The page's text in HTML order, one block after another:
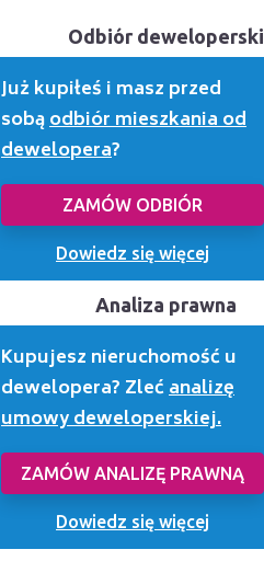
Odbiór deweloperski
Już kupiłeś i masz przed
sobąodbiór mieszkania od
dewelopera?
ZAMÓW ODBIÓR
Dowiedz się więcej
Analiza prawna
Kupujesz nieruchomość u
dewelopera? Zlećanalizę
umowy deweloperskiej.
ZAMÓW ANALIZĘ PRAWNĄ
Dowiedz się więcej